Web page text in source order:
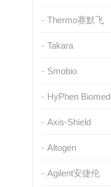
Thermo赛默飞
Takara
Smobio
HyPhen Biomed
Axis-Shield
Altogen
Agilent安捷伦